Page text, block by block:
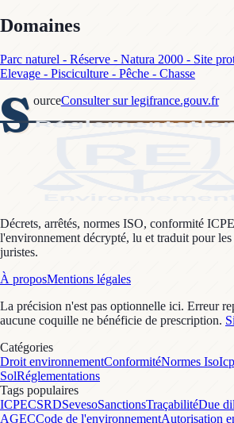
Domaines
Parc naturel - Réserve - Natura 2000 - Site
Elevage - Pisciculture - Pêche - Chasse
S ourceConsulter sur legifrance.gouv.fr
Décrets, arrêtés, normes ISO, conformité
l'environnement décrypté, lu et traduit pour
juristes.
À proposMentions légales
La précision n'est pas optionnelle ici. Erreur
aucune coquille ne bénéficie de prescription.
Catégories
Droit environnementConformitéNormes Iso
SolRéglementations
Tags populaires
ICPECSRDSevesoSanctionsTraçabilitéDue
AGECCode de l'environnementAutorisation